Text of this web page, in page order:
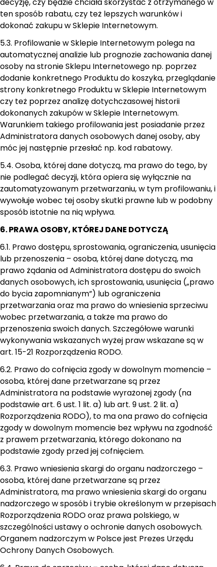
ten sposób rabatu, czy też lepszych warunków i
dokonać zakupu w Sklepie Internetowym.
5.3. Profilowanie w Sklepie Internetowym polega na
automatycznej analizie lub prognozie zachowania danej
osoby na stronie Sklepu Internetowego np. poprzez
dodanie konkretnego Produktu do koszyka, przeglądanie
strony konkretnego Produktu w Sklepie Internetowym
czy też poprzez analizę dotychczasowej historii
dokonanych zakupów w Sklepie Internetowym.
Warunkiem takiego profilowania jest posiadanie przez
Administratora danych osobowych danej osoby, aby
móc jej następnie przesłać np. kod rabatowy.
5.4. Osoba, której dane dotyczą, ma prawo do tego, by
nie podlegać decyzji, która opiera się wyłącznie na
zautomatyzowanym przetwarzaniu, w tym profilowaniu, i
wywołuje wobec tej osoby skutki prawne lub w podobny
sposób istotnie na nią wpływa.
6. PRAWA OSOBY, KTÓREJ DANE DOTYCZĄ
6.1. Prawo dostępu, sprostowania, ograniczenia, usunięcia
lub przenoszenia – osoba, której dane dotyczą, ma
prawo żądania od Administratora dostępu do swoich
danych osobowych, ich sprostowania, usunięcia („prawo
do bycia zapomnianym”) lub ograniczenia
przetwarzania oraz ma prawo do wniesienia sprzeciwu
wobec przetwarzania, a także ma prawo do
przenoszenia swoich danych. Szczegółowe warunki
wykonywania wskazanych wyżej praw wskazane są w
art. 15-21 Rozporządzenia RODO.
6.2. Prawo do cofnięcia zgody w dowolnym momencie –
osoba, której dane przetwarzane są przez
Administratora na podstawie wyrażonej zgody (na
podstawie art. 6 ust. 1 lit. a) lub art. 9 ust. 2 lit. a)
Rozporządzenia RODO), to ma ona prawo do cofnięcia
zgody w dowolnym momencie bez wpływu na zgodność
z prawem przetwarzania, którego dokonano na
podstawie zgody przed jej cofnięciem.
6.3. Prawo wniesienia skargi do organu nadzorczego –
osoba, której dane przetwarzane są przez
Administratora, ma prawo wniesienia skargi do organu
nadzorczego w sposób i trybie określonym w przepisach
Rozporządzenia RODO oraz prawa polskiego, w
szczególności ustawy o ochronie danych osobowych.
Organem nadzorczym w Polsce jest Prezes Urzędu
Ochrony Danych Osobowych.